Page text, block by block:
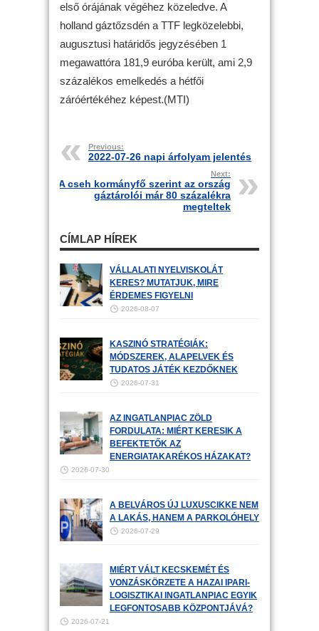
első órájának végéhez közeledve. A
holland gáztőzsdén a TTF legközelebbi,
augusztusi határidős jegyzésében 1
megawattóra 181,9 euróba került, ami 2,9
százalékos emelkedés a hétfői
záróértékéhez képest.(MTI)
Previous:
2022-07-26 napi árfolyam jelentés
Next:
A cseh kormányfő szerint az ország
gáztárolói már 80 százalékra
megteltek
CÍMLAP HÍREK
VÁLLALATI NYELVISKOLÁT
KERES? MUTATJUK, MIRE
ÉRDEMES FIGYELNI
2026-08-07
KASZINÓ STRATÉGIÁK:
MÓDSZEREK, ALAPELVEK ÉS
TUDATOS JÁTÉK KEZDŐKNEK
2026-07-31
AZ INGATLANPIAC ZÖLD
FORDULATA: MIÉRT KERESIK A
BEFEKTETŐK AZ
ENERGIATAKARÉKOS HÁZAKAT?
2026-07-30
A BELVÁROS ÚJ LUXUSCIKKE NEM
A LAKÁS, HANEM A PARKOLÓHELY
2026-07-29
MIÉRT VÁLT KECSKEMÉT ÉS
VONZÁSKÖRZETE A HAZAI IPARI-
LOGISZTIKAI INGATLANPIAC EGYIK
LEGFONTOSABB KÖZPONTJÁVÁ?
2026-07-21